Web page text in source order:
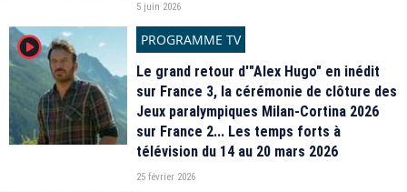
5 juin 2026
player2
PROGRAMME TV
Le grand retour d'"Alex Hugo" en inédit
sur France 3, la cérémonie de clôture des
Jeux paralympiques Milan-Cortina 2026
sur France 2... Les temps forts à
télévision du 14 au 20 mars 2026
25 février 2026